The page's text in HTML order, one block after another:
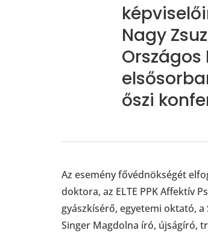
Nagy
Országos
őszi
Az esemény fővédnökségét
doktora, az ELTE PPK Affektív
gyászkísérő, egyetemi oktató,
Singer Magdolna író, újságíró,